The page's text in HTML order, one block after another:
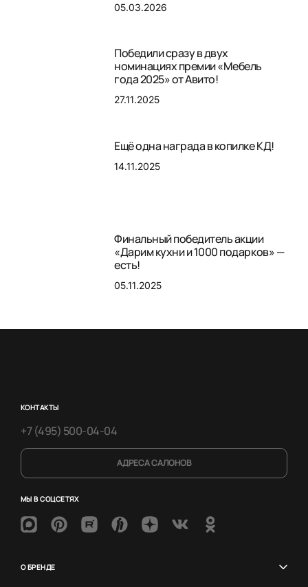
05.03.2026
Победили сразу в двух
номинациях премии «Мебель
года 2025» от Авито!
27.11.2025
Ещё одна награда в копилке КД!
14.11.2025
Финальный победитель акции
«Дарим кухни и 1000 подарков» —
есть!
05.11.2025
КОНТАКТЫ
+7 (495) 500-04-04
АДРЕСА САЛОНОВ
МЫ В СОЦСЕТЯХ
О БРЕНДЕ